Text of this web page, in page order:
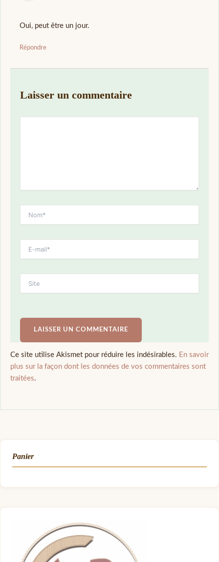
Oui, peut être un jour.
Répondre
Laisser un commentaire
Ce site utilise Akismet pour réduire les indésirables. En savoir
plus sur la façon dont les données de vos commentaires sont
traitées.
Panier